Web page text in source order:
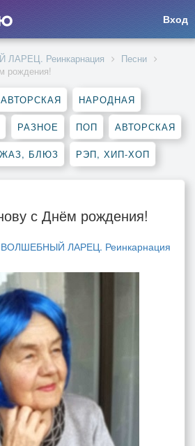
Вход
Реинкарнация
Песни
рождения!
НАРОДНАЯ
РАЗНОЕ ПОП АВТОРСКАЯ
БЛЮЗ РЭП, ХИП-ХОП
с Днём рождения!
ВОЛШЕБНЫЙ ЛАРЕЦ. Реинкарнация